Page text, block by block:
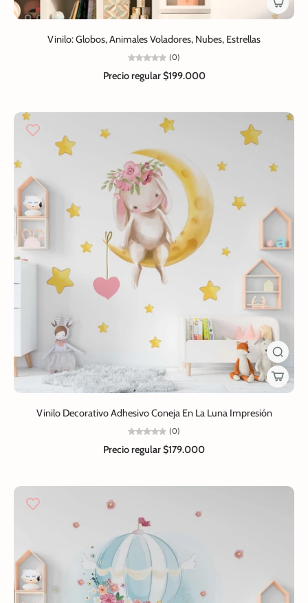
Vinilo: Globos, Animales Voladores, Nubes, Estrellas
(0)
Precio regular$199.000
Vinilo Decorativo Adhesivo Coneja En La Luna Impresión
(0)
Precio regular$179.000